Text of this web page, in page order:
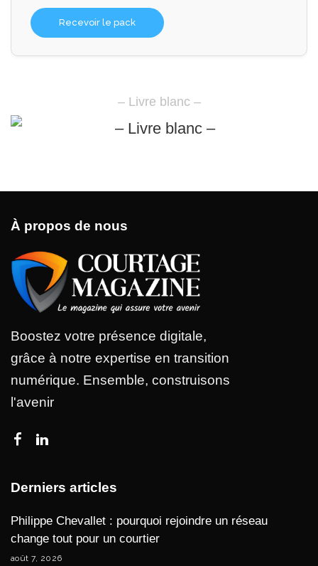
Recevoir le pack
– Livre blanc –
À propos de nous
Boostez votre présence digitale,
grâce à notre expertise en transition
numérique. Ensemble, construisons
l'avenir
Derniers articles
Philippe Chevallet : pourquoi rejoindre un réseau
change tout pour un courtier
août 7, 2026